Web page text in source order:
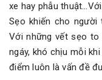
xe hay phẫu
Sẹo khiến cho
Với những vết sẹo to
ngáy, khó chịu mỗi
điểm luôn là vấn đề